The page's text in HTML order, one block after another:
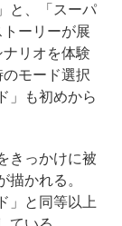
と、「スーパ
ーリーが展
リオを体験
モード選択
」も初めから
きっかけに被
かれる。
」と同等以上